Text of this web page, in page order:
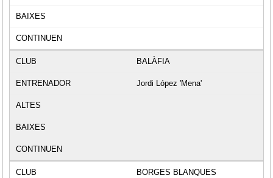
BALÀFIA
Jordi López 'Mena'
BORGES BLANQUES